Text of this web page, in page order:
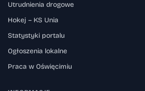
Utrudnienia drogowe
Hokej – KS Unia
Statystyki portalu
Ogłoszenia lokalne
Praca w Oświęcimiu